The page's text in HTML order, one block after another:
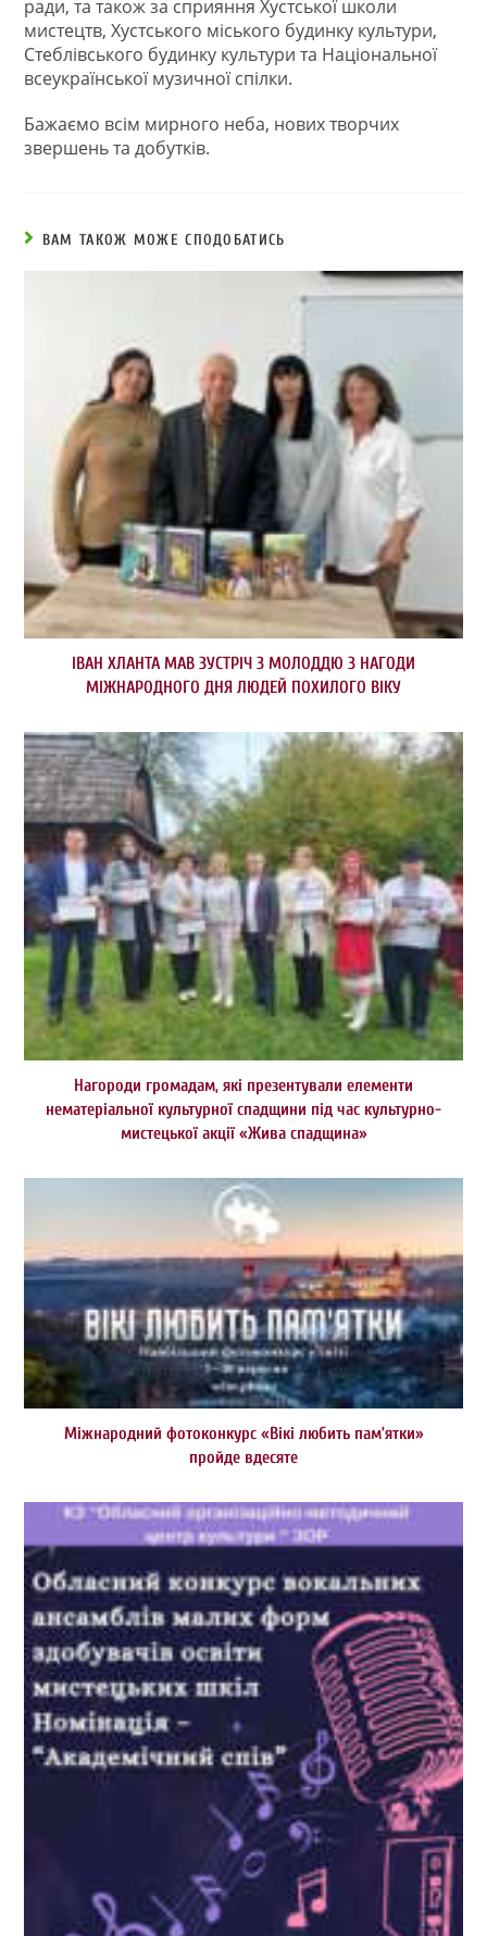
ради, та також за сприяння Хустської школи
мистецтв, Хустського міського будинку культури,
Стеблівського будинку культури та Національної
всеукраїнської музичної спілки.
Бажаємо всім мирного неба, нових творчих
звершень та добутків.
ВАМ ТАКОЖ МОЖЕ СПОДОБАТИСЬ
ІВАН ХЛАНТА МАВ ЗУСТРІЧ З МОЛОДДЮ З НАГОДИ
МІЖНАРОДНОГО ДНЯ ЛЮДЕЙ ПОХИЛОГО ВІКУ
Нагороди громадам, які презентували елементи
нематеріальної культурної спадщини під час культурно-
мистецької акції «Жива спадщина»
Міжнародний фотоконкурс «Вікі любить пам’ятки»
пройде вдесяте